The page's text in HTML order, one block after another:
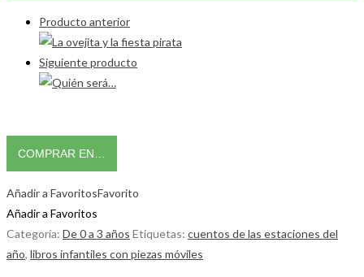
Producto anterior
Siguiente producto
COMPRAR EN…
Añadir a FavoritosFavorito
Añadir a Favoritos
Categoría: De 0 a 3 años Etiquetas: cuentos de las estaciones del
año, libros infantiles con piezas móviles